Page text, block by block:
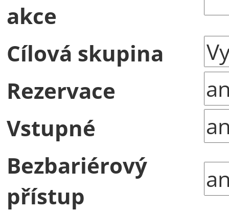
akce
Cílová skupina
Rezervace
Vstupné
Bezbariérový
přístup